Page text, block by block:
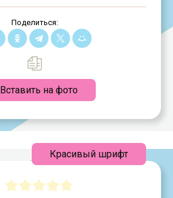
Поделиться:
Вставить на фото
Красивый шрифт